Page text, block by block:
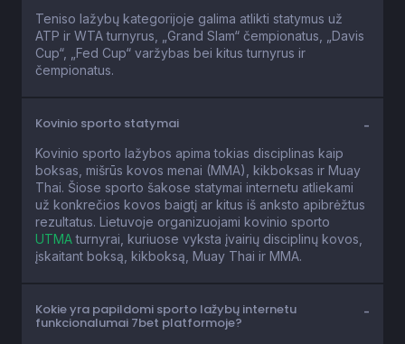
Teniso lažybų kategorijoje galima atlikti statymus už
ATP ir WTA turnyrus, „Grand Slam“ čempionatus, „Davis
Cup“, „Fed Cup“ varžybas bei kitus turnyrus ir
čempionatus.
Kovinio sporto statymai
Kovinio sporto lažybos apima tokias disciplinas kaip
boksas, mišrūs kovos menai (MMA), kikboksas ir Muay
Thai. Šiose sporto šakose statymai internetu atliekami
už konkrečios kovos baigtį ar kitus iš anksto apibrėžtus
rezultatus. Lietuvoje organizuojami kovinio sporto
UTMAturnyrai, kuriuose vyksta įvairių disciplinų kovos,
įskaitant boksą, kikboksą, Muay Thai ir MMA.
Kokie yra papildomi sporto lažybų internetu
funkcionalumai 7bet platformoje?